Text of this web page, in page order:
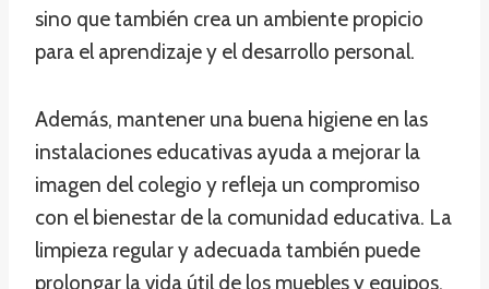
sino que también crea un ambiente propicio
para el aprendizaje y el desarrollo personal.
Además, mantener una buena higiene en las
instalaciones educativas ayuda a mejorar la
imagen del colegio y refleja un compromiso
con el bienestar de la comunidad educativa. La
limpieza regular y adecuada también puede
prolongar la vida útil de los muebles y equipos,